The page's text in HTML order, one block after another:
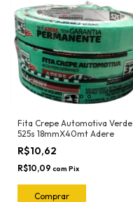
Fita Crepe Automotiva Verde
525s 18mmX40mt Adere
R$10,62
R$10,09 com Pix